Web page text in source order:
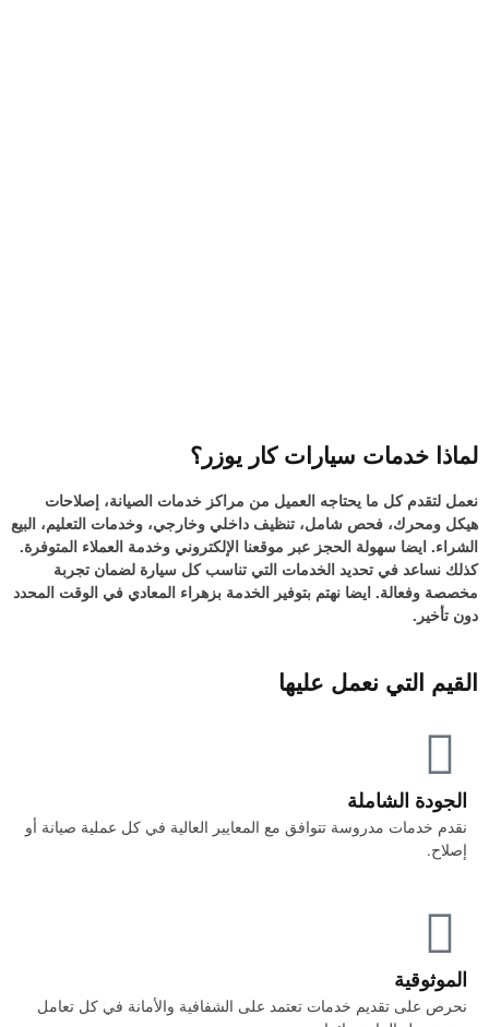
لماذا خدمات سيارات كار يوزر؟
نعمل لتقدم كل ما يحتاجه العميل من مراكز خدمات الصيانة، إصلاحات
هيكل ومحرك، فحص شامل، تنظيف داخلي وخارجي، وخدمات التعليم، البيع
الشراء. ايضا سهولة الحجز عبر موقعنا الإلكتروني وخدمة العملاء المتوفرة.
كذلك نساعد في تحديد الخدمات التي تناسب كل سيارة لضمان تجربة
مخصصة وفعالة. ايضا نهتم بتوفير الخدمة بزهراء المعادي في الوقت المحدد
دون تأخير.
القيم التي نعمل عليها
الجودة الشاملة
نقدم خدمات مدروسة تتوافق مع المعايير العالية في كل عملية صيانة أو
إصلاح.
الموثوقية
نحرص على تقديم خدمات تعتمد على الشفافية والأمانة في كل تعامل